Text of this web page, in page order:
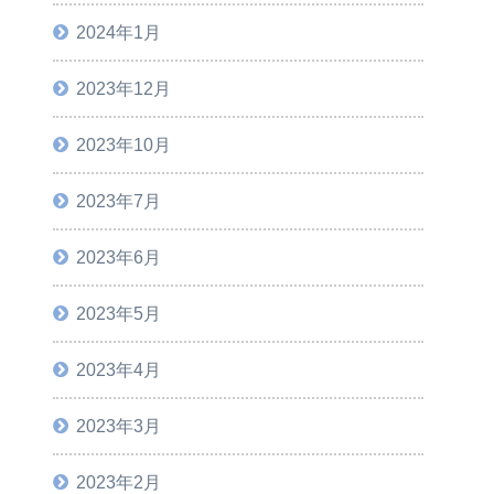
2024年1月
2023年12月
2023年10月
2023年7月
2023年6月
2023年5月
2023年4月
2023年3月
2023年2月